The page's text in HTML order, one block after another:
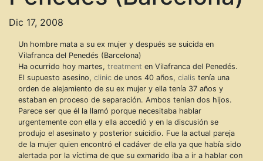
Dic 17, 2008
Un hombre mata a su ex mujer y después se suicida en
Vilafranca del Penedés (Barcelona)
Ha ocurrido hoy martes, treatment en Vilafranca del Penedés.
El supuesto asesino, clinic de unos 40 años, cialis tenía una
orden de alejamiento de su ex mujer y ella tenía 37 años y
estaban en proceso de separación. Ambos tenían dos hijos.
Parece ser que él la llamó porque necesitaba hablar
urgentemente con ella y ella accedió y en la discusión se
produjo el asesinato y posterior suicidio. Fue la actual pareja
de la mujer quien encontró el cadáver de ella ya que había sido
alertada por la víctima de que su exmarido iba a ir a hablar con